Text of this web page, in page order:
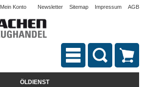
Mein Konto Newsletter Sitemap Impressum AGB
ÖLDIENST